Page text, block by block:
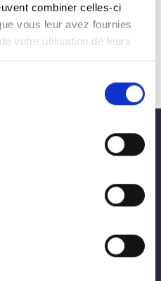
combiner celles-ci
vous leur avez fournies
votre utilisation de leurs
de définir leurs
les décliner en